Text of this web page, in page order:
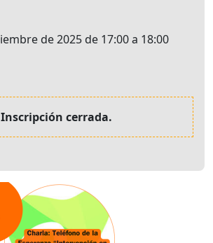
de 2025 de 17:00 a 18:00
Inscripción cerrada.